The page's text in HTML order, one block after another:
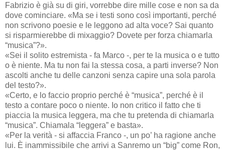
Fabrizio è già su di giri, vorrebbe dire mille cose e non sa da
dove cominciare. «Ma se i testi sono così importanti, perché
non scrivono poesie e le leggono ad alta voce? Sai quanto
si risparmierebbe di mixaggio? Dovete per forza chiamarla
“musica”?».
«Sei il solito estremista - fa Marco -, per te la musica o e tutto
o è niente. Ma tu non fai la stessa cosa, a parti inverse? Non
ascolti anche tu delle canzoni senza capire una sola parola
del testo?».
«Certo, e lo faccio proprio perché è “musica”, perché è il
testo a contare poco o niente. Io non critico il fatto che ti
piaccia la musica leggera, ma che tu pretenda di chiamarla
“musica”. Chiamala “leggera” e basta».
«Per la verità - si affaccia Franco -, un po’ ha ragione anche
lui. È inammissibile che arrivi a Sanremo un “big” come Ron,